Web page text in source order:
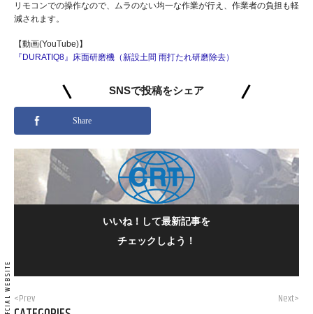
リモコンでの操作なので、ムラのない均一な作業が行え、作業者の負担も軽
減されます。
【動画(YouTube)】
『DURATIQ8』床面研磨機（新設土間 雨打たれ研磨除去）
SNSで投稿をシェア
Share
いいね！して最新記事を
チェックしよう！
<Prev Next>